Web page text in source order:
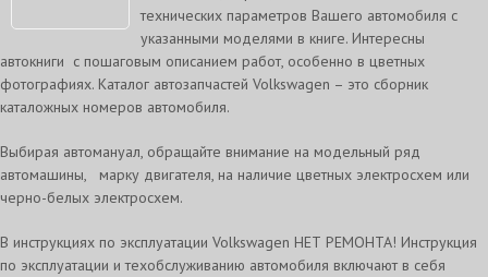
технических параметров Вашего автомобиля с
указанными моделями в книге. Интересны
автокниги с пошаговым описанием работ, особенно в цветных
фотографиях. Каталог автозапчастей Volkswagen – это сборник
каталожных номеров автомобиля.
Выбирая автомануал, обращайте внимание на модельный ряд
автомашины, марку двигателя, на наличие цветных электросхем или
черно-белых электросхем.
В инструкциях по эксплуатации Volkswagen НЕТ РЕМОНТА! Инструкция
по эксплуатации и техобслуживанию автомобиля включают в себя